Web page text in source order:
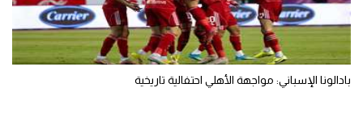
بادالونا الإسباني: مواجهة الأهلي احتفالية تاريخية